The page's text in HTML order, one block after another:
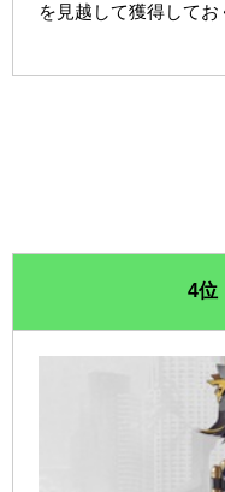
を見越して獲得してお
4位